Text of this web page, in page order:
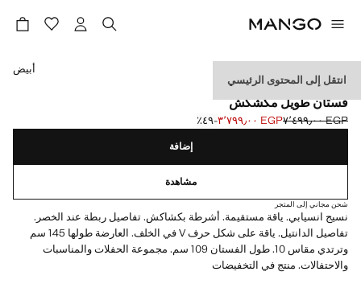
انتقل إلى المحتوى الرئيسي
CELEBRATION
فستان طويل مكشكش
السعر الأول محذوف [EGP ٧٬٤٩٩٫٠٠ ]
EGP ٧٬٤٩٩٫٠٠
السعر الحالي [EGP ٣٬٧٩٩٫٠٠ ] EGP ٣٬٧٩٩٫٠٠ ؜-٤٩٪؜
حدد اللون
أبيض
إضافة
مشاهدة
شحن مجاني إلى المتجر
نسيج انسيابي. ياقة مستقيمة. أشرطة بكشاكش. تفاصيل ربطة عند الخصر.
تفاصيل الدانتيل. ياقة على شكل حرف V في الخلف. العارضة طولها 145 سم
وترتدي مقاس 10. طول الفستان 109 سم. مجموعة الحفلات والمناسبات
والاحتفالات. منتج في التخفيضات